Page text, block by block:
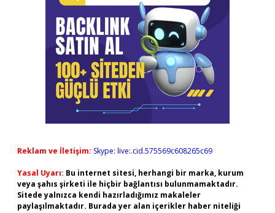
Reklam ve İletişim: Skype: live:.cid.575569c608265c69
Yasal Uyarı: Bu internet sitesi, herhangi bir marka, kurum
veya şahıs şirketi ile hiçbir bağlantısı bulunmamaktadır.
Sitede yalnızca kendi hazırladığımız makaleler
paylaşılmaktadır. Burada yer alan içerikler haber niteliği